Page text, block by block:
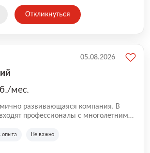
Откликнуться
мес.
развивающаяся компания. В
профессионалы с многолетним
а накопленный опыт позволяют
опыта Не важно
05.08.2026